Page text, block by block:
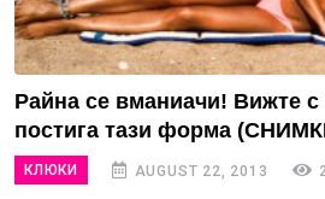
Райна се вманиачи! Вижте с
постига тази форма
КЛЮКИ AUGUST 22, 2013